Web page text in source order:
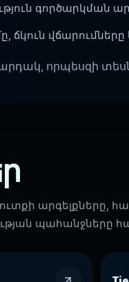
գործարկման
ճկուն վճարումները
որպեսզի
արգելքները,
պահանջները